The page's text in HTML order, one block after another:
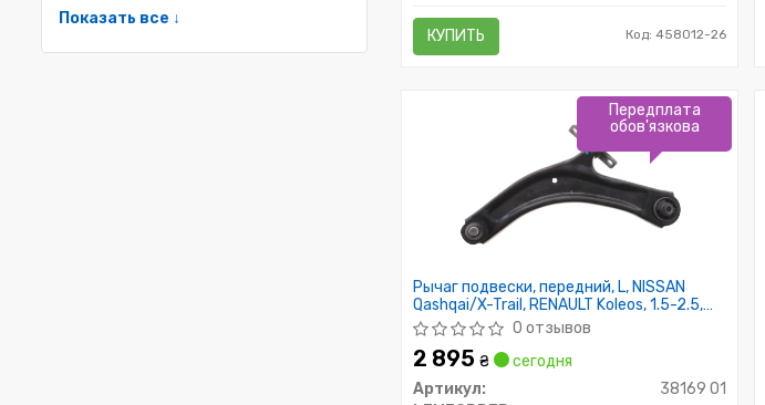
Показать все ↓
КУПИТЬ Код: 458012-26
Рычаг подвески, передний, L, NISSAN
Qashqai/X-Trail, RENAULT Koleos, 1.5-2.5,
07-
0 отзывов
2 895 ₴
сегодня
Артикул:
38169 01
Передплата
обов'язкова